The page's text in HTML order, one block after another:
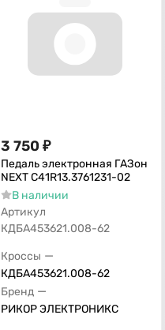
3 750 ₽
Педаль электронная ГАЗон
NEXT С41R13.3761231-02
В наличии
Артикул
КДБА453621.008-62
Кроссы —
КДБА453621.008-62
Бренд —
РИКОР ЭЛЕКТРОНИКС